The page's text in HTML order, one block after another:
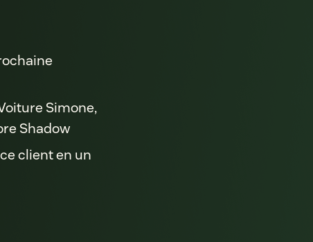
Simone,
Shadow
client en un